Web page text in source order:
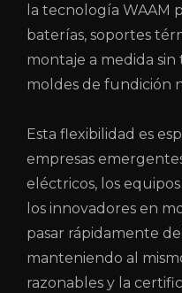
la tecnología WAAM
baterías, soportes
montaje a medida
moldes de fundición
Esta flexibilidad es
empresas
eléctricos, los
los innovadores en
pasar rápidamente
manteniendo al
razonables y la